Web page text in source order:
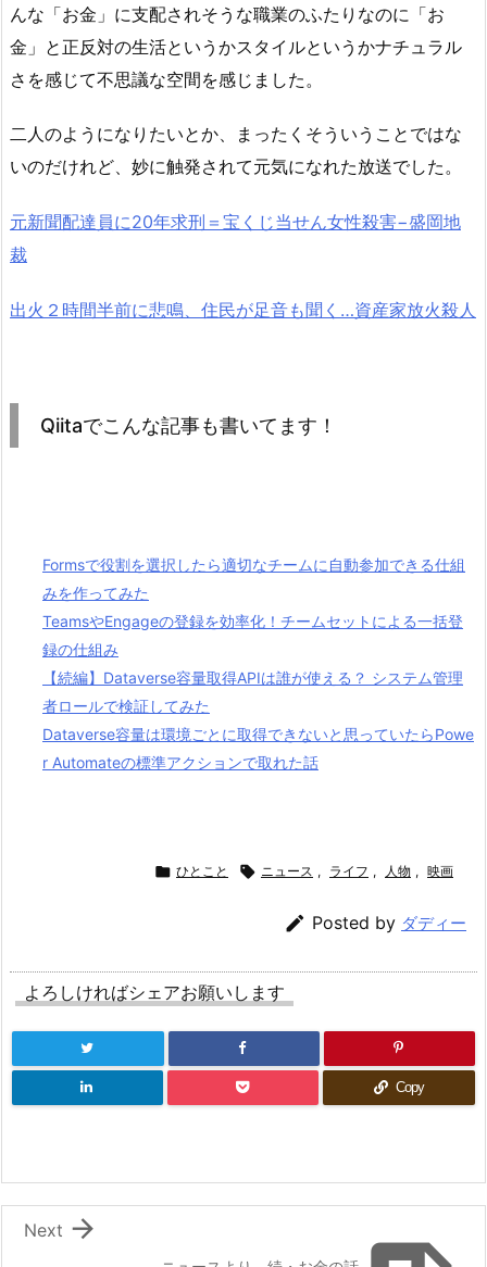
んな「お金」に支配されそうな職業のふたりなのに「お
金」と正反対の生活というかスタイルというかナチュラル
さを感じて不思議な空間を感じました。
二人のようになりたいとか、まったくそういうことではな
いのだけれど、妙に触発されて元気になれた放送でした。
元新聞配達員に20年求刑＝宝くじ当せん女性殺害−盛岡地
裁
出火２時間半前に悲鳴、住民が足音も聞く…資産家放火殺人
Qiitaでこんな記事も書いてます！
Formsで役割を選択したら適切なチームに自動参加できる仕組
みを作ってみた
TeamsやEngageの登録を効率化！チームセットによる一括登
録の仕組み
【続編】Dataverse容量取得APIは誰が使える？ システム管理
者ロールで検証してみた
Dataverse容量は環境ごとに取得できないと思っていたらPowe
r Automateの標準アクションで取れた話
 ひとこと  ニュース , ライフ , 人物 , 映画
 Posted by ダディー
よろしければシェアお願いします
Copy

Next